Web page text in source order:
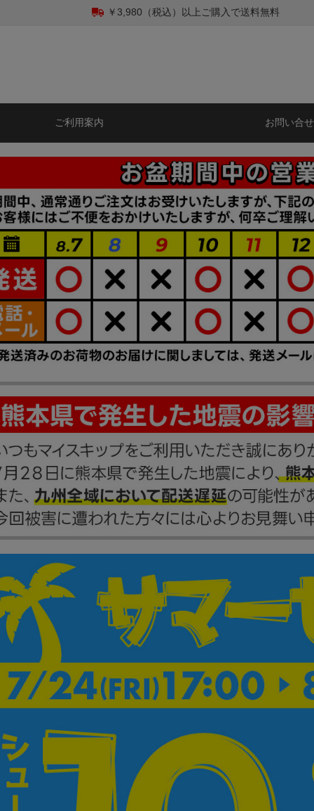
￥3,980（税込）以上ご購入で送料無料
ご利用案内 お問い合せ